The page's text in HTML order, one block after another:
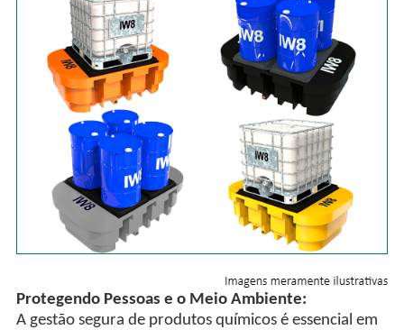
Protegendo Pessoas e o Meio Ambiente:
A gestão segura de produtos químicos é essencial em